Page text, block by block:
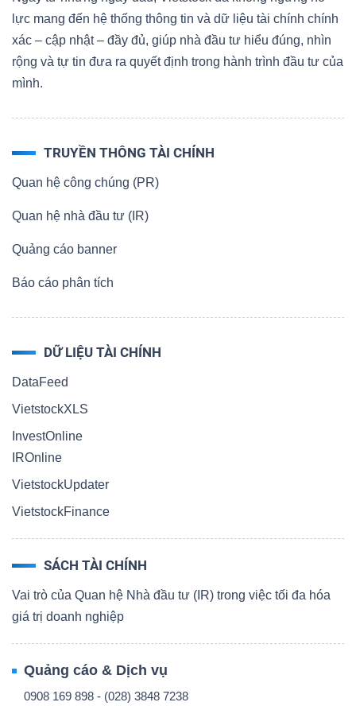
lực mang đến hệ thống thông tin và dữ liệu tài chính chính
xác – cập nhật – đầy đủ, giúp nhà đầu tư hiểu đúng, nhìn
rộng và tự tin đưa ra quyết định trong hành trình đầu tư của
mình.
TRUYỀN THÔNG TÀI CHÍNH
Quan hệ công chúng (PR)
Quan hệ nhà đầu tư (IR)
Quảng cáo banner
Báo cáo phân tích
DỮ LIỆU TÀI CHÍNH
DataFeed
VietstockXLS
InvestOnline
IROnline
VietstockUpdater
VietstockFinance
SÁCH TÀI CHÍNH
Vai trò của Quan hệ Nhà đầu tư (IR) trong việc tối đa hóa
giá trị doanh nghiệp
Quảng cáo & Dịch vụ
0908 169 898 - (028) 3848 7238